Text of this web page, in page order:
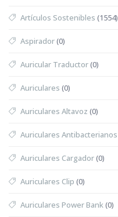
Artículos Sostenibles (1554)
Aspirador(0)
Auricular Traductor(0)
Auriculares (0)
Auriculares Altavoz (0)
Auriculares Antibacterianos
Auriculares Cargador(0)
Auriculares Clip (0)
Auriculares Power Bank(0)